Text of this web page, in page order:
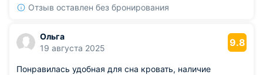
коридору.
Отзыв оставлен без бронирования
Ольга
19 августа 2025
9.8
Понравилась удобная для сна кровать, наличие